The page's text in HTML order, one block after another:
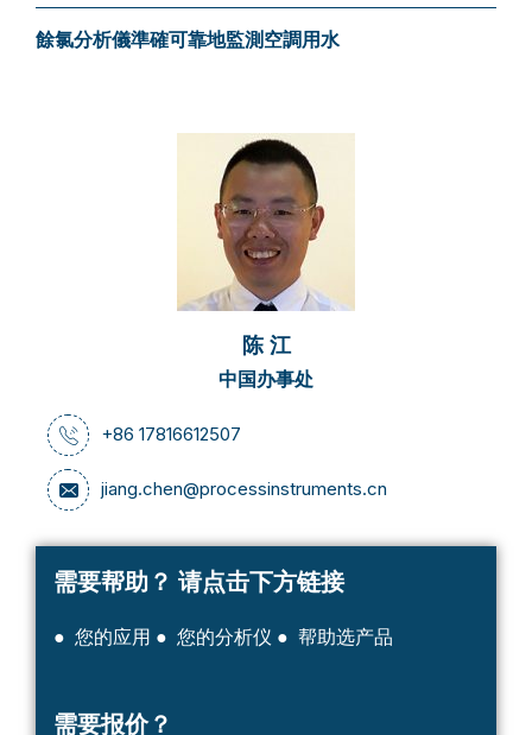
餘氯分析儀準確可靠地監測空調用水
陈 江
中国办事处
+86 17816612507
jiang.chen@processinstruments.cn
需要帮助？ 请点击下方链接
● 您的应用 ● 您的分析仪 ● 帮助选产品
需要报价？